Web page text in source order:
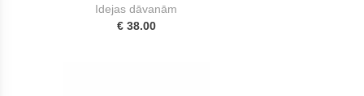
Idejas dāvanām
€ 38.00